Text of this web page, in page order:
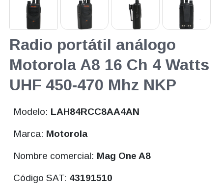
Radio portátil análogo
Motorola A8 16 Ch 4 Watts
UHF 450-470 Mhz NKP
Modelo: LAH84RCC8AA4AN
Marca: Motorola
Nombre comercial: Mag One A8
Código SAT: 43191510